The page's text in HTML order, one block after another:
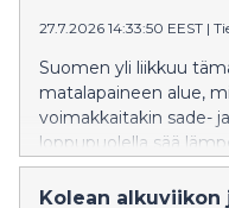
27.7.2026 14:33:50 EEST |
Suomen yli liikkuu
matalapaineen alue,
voimakkaitakin sade-
loppupuolella sää
Kolean